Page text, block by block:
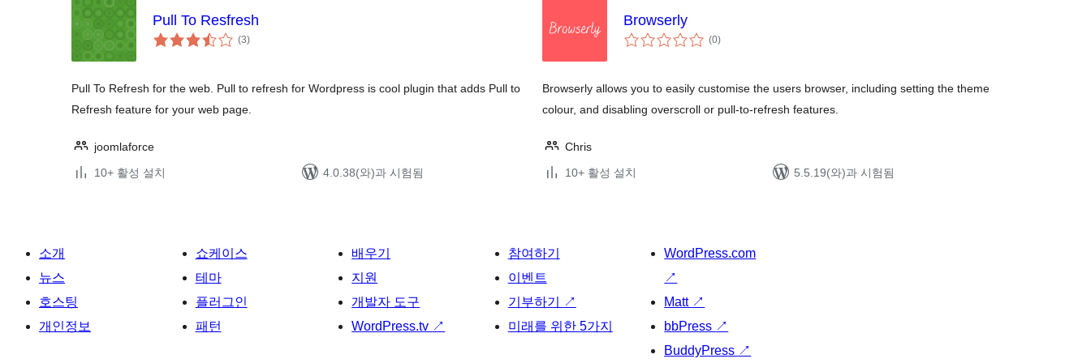
Pull To Resfresh
(3전
체)
Pull To Refresh for the web. Pull to refresh for Wordpress is cool plugin that adds Pull to
Refresh feature for your web page.
joomlaforce
10+ 활성 설치
4.0.38(와)과 시험됨
Browserly
(0전
체)
Browserly allows you to easily customise the users browser, including setting the theme
colour, and disabling overscroll or pull-to-refresh features.
Chris
10+ 활성 설치
5.5.19(와)과 시험됨
소개
뉴스
호스팅
개인정보
쇼케이스
테마
플러그인
패턴
배우기
지원
개발자 도구
WordPress.tv ↗
참여하기
이벤트
기부하기
↗
미래를 위한 5가지
WordPress.com
↗
Matt ↗
bbPress ↗
BuddyPress ↗